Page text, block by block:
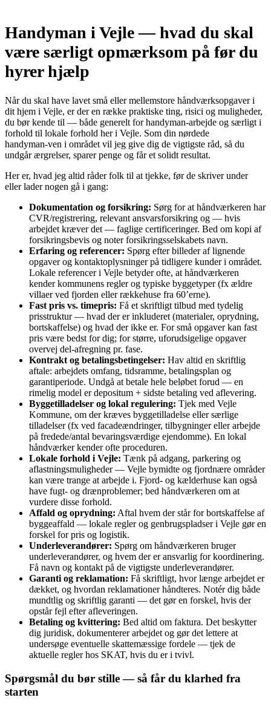
Handyman i Vejle — hvad du skal
være særligt opmærksom på før du
hyrer hjælp
Når du skal have lavet små eller mellemstore håndværksopgaver i
dit hjem i Vejle, er der en række praktiske ting, risici og muligheder,
du bør kende til — både generelt for handyman‑arbejde og særligt i
forhold til lokale forhold her i Vejle. Som din nørdede
handyman‑ven i området vil jeg give dig de vigtigste råd, så du
undgår ærgrelser, sparer penge og får et solidt resultat.
Her er, hvad jeg altid råder folk til at tjekke, før de skriver under
eller lader nogen gå i gang:
Dokumentation og forsikring: Sørg for at håndværkeren har
CVR/registrering, relevant ansvarsforsikring og — hvis
arbejdet kræver det — faglige certificeringer. Bed om kopi af
forsikringsbevis og noter forsikringsselskabets navn.
Erfaring og referencer: Spørg efter billeder af lignende
opgaver og kontaktoplysninger på tidligere kunder i området.
Lokale referencer i Vejle betyder ofte, at håndværkeren
kender kommunens regler og typiske byggetyper (fx ældre
villaer ved fjorden eller rækkehuse fra 60’erne).
Fast pris vs. timepris: Få et skriftligt tilbud med tydelig
prisstruktur — hvad der er inkluderet (materialer, oprydning,
bortskaffelse) og hvad der ikke er. For små opgaver kan fast
pris være bedst for dig; for større, uforudsigelige opgaver
overvej del‑afregning pr. fase.
Kontrakt og betalingsbetingelser: Hav altid en skriftlig
aftale: arbejdets omfang, tidsramme, betalingsplan og
garantiperiode. Undgå at betale hele beløbet forud — en
rimelig model er depositum + sidste betaling ved aflevering.
Byggetilladelser og lokal regulering: Tjek med Vejle
Kommune, om der kræves byggetilladelse eller særlige
tilladelser (fx ved facadeændringer, tilbygninger eller arbejde
på fredede/antal bevaringsværdige ejendomme). En lokal
håndværker kender ofte proceduren.
Lokale forhold i Vejle: Tænk på adgang, parkering og
aflastningsmuligheder — Vejle bymidte og fjordnære områder
kan være trange at arbejde i. Fjord‑ og kælderhuse kan også
have fugt‑ og drænproblemer; bed håndværkeren om at
vurdere disse forhold.
Affald og oprydning: Aftal hvem der står for bortskaffelse af
byggeaffald — lokale regler og genbrugspladser i Vejle gør en
forskel for pris og logistik.
Underleverandører: Spørg om håndværkeren bruger
underleverandører, og hvem der er ansvarlig for koordinering.
Få navn og kontakt på de vigtigste underleverandører.
Garanti og reklamation: Få skriftligt, hvor længe arbejdet er
dækket, og hvordan reklamationer håndteres. Notér dig både
mundtlig og skriftlig garanti — det gør en forskel, hvis der
opstår fejl efter afleveringen.
Betaling og kvittering: Bed altid om faktura. Det beskytter
dig juridisk, dokumenterer arbejdet og gør det lettere at
undersøge eventuelle skattemæssige fordele — tjek de
aktuelle regler hos SKAT, hvis du er i tvivl.
Spørgsmål du bør stille — så får du klarhed fra
starten